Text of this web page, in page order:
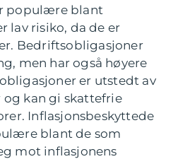
populære blant
lav risiko, da de er
Bedriftsobligasjoner
men har også høyere
er utstedt av
kan gi skattefrie
Inflasjonsbeskyttede
blant de som
mot inflasjonens